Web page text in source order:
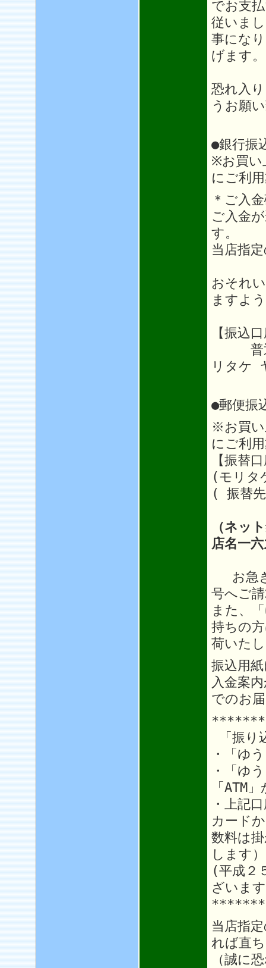
でお支
従いま
事にな
げます。
恐れ入
うお願
●銀行振
※お買い
にご利
＊ご入
ご入金
す。
当店指
おそれ
ますよ
【振込
普通
リタケ
●郵便振
※お買い
にご利
【振替
(モリタ
( 振替
（ネッ
店名一
お急ぎ
号へご
また、
持ちの
荷いた
振込用
入金案
でのお
「振り
・「ゆ
・「ゆ
「ATM
・上記
カード
数料は
します）
(平成２
ざいま
当店指
れば直
（誠に